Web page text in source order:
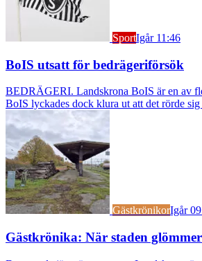
SportIgår 11:46
BoIS utsatt för bedrägeriförsök
BEDRÄGERI. Landskrona BoIS är en av
BoIS lyckades dock klura ut att det rörde
GästkrönikorIgår
Gästkrönika: När staden